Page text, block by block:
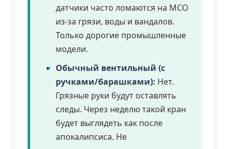
датчики часто ломаются на МСО
из-за грязи, воды и вандалов.
Только дорогие промышленные
модели.
Обычный вентильный (с
ручками/барашками): Нет.
Грязные руки будут оставлять
следы. Через неделю такой кран
будет выглядеть как после
апокалипсиса. Не